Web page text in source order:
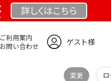
詳しくはこちら
ご利用案内
お問い合わせ
ゲスト様
変更